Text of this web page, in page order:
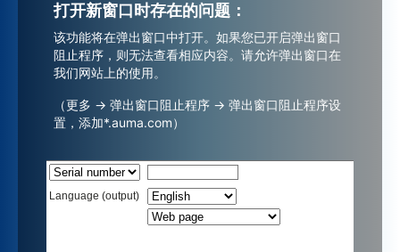
联系我们
打开新窗口时存在的问题：
该功能将在弹出窗口中打开。如果您已开启弹出窗口
阻止程序，则无法查看相应内容。请允许弹出窗口在
我们网站上的使用。
（更多 -> 弹出窗口阻止程序 -> 弹出窗口阻止程序设
置，添加*.auma.com）